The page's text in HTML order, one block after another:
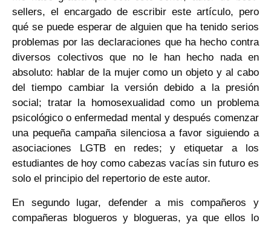
sellers, el encargado de escribir este artículo, pero
qué se puede esperar de alguien que ha tenido serios
problemas por las declaraciones que ha hecho contra
diversos colectivos que no le han hecho nada en
absoluto: hablar de la mujer como un objeto y al cabo
del tiempo cambiar la versión debido a la presión
social; tratar la homosexualidad como un problema
psicológico o enfermedad mental y después comenzar
una pequeña campaña silenciosa a favor siguiendo a
asociaciones LGTB en redes; y etiquetar a los
estudiantes de hoy como cabezas vacías sin futuro es
solo el principio del repertorio de este autor.
En segundo lugar, defender a mis compañeros y
compañeras blogueros y blogueras, ya que ellos lo